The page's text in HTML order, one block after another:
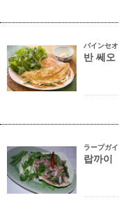
バインセオ
반 쎄오
ラープガイ
랍까이